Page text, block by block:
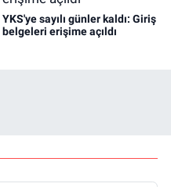
YKS'ye sayılı günler kaldı: Giriş
belgeleri erişime açıldı